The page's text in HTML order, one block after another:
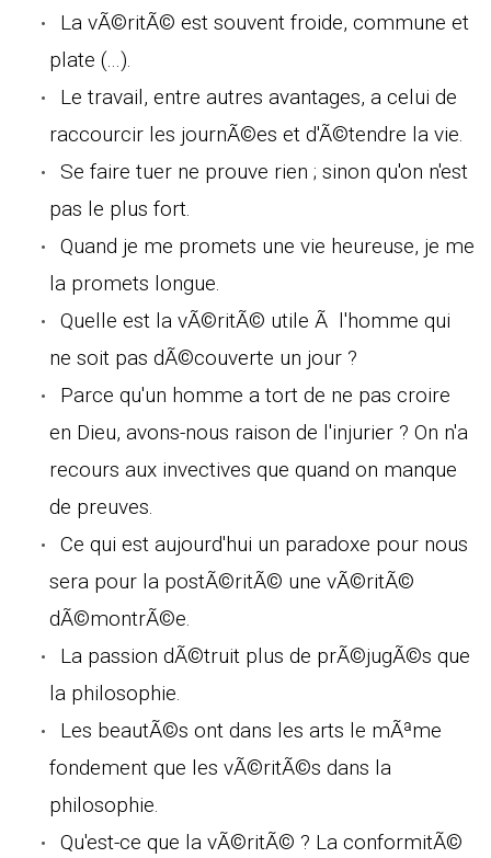
La vÃ©ritÃ© est souvent froide, commune et
plate (...).
Le travail, entre autres avantages, a celui de
raccourcir les journÃ©es et d'Ã©tendre la vie.
Se faire tuer ne prouve rien ; sinon qu'on n'est
pas le plus fort.
Quand je me promets une vie heureuse, je me
la promets longue.
Quelle est la vÃ©ritÃ© utile Ã l'homme qui
ne soit pas dÃ©couverte un jour ?
Parce qu'un homme a tort de ne pas croire
en Dieu, avons-nous raison de l'injurier ? On n'a
recours aux invectives que quand on manque
de preuves.
Ce qui est aujourd'hui un paradoxe pour nous
sera pour la postÃ©ritÃ© une vÃ©ritÃ©
dÃ©montrÃ©e.
La passion dÃ©truit plus de prÃ©jugÃ©s que
la philosophie.
Les beautÃ©s ont dans les arts le mÃªme
fondement que les vÃ©ritÃ©s dans la
philosophie.
Qu'est-ce que la vÃ©ritÃ© ? La conformitÃ©